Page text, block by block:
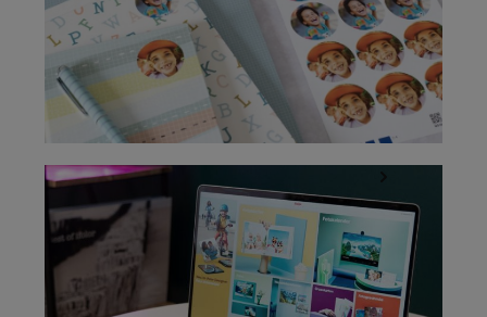
Kinderleicht gestalten mit dem ifolor Designer